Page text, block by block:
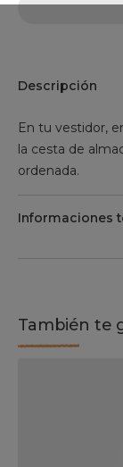
Descripción
En tu vestidor,
la cesta de
ordenada.
Informaciones
También te